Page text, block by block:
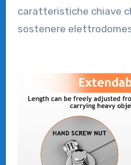
caratteristiche chiave
sostenere